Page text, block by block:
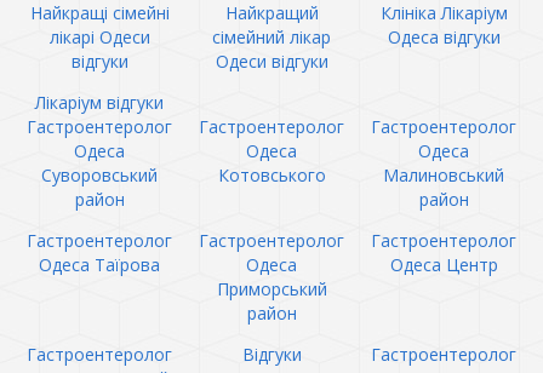
Найкращі сімейні
лікарі Одеси
відгуки
Найкращий
сімейний лікар
Одеси відгуки
Клініка Лікаріум
Одеса відгуки
Лікаріум відгуки
Гастроентеролог
Одеса
Суворовський
район
Гастроентеролог
Одеса
Котовського
Гастроентеролог
Одеса
Малиновський
район
Гастроентеролог
Одеса Таїрова
Гастроентеролог
Одеса
Приморський
район
Гастроентеролог
Одеса Центр
Гастроентеролог
Відгуки
Гастроентеролог